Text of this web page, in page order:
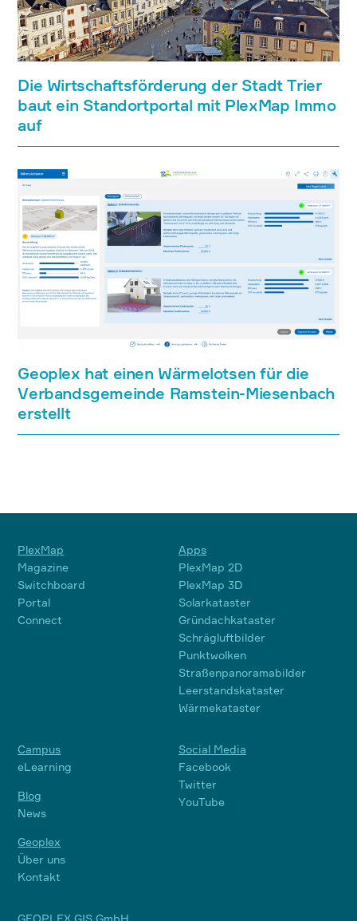
Die Wirtschaftsförderung der Stadt Trier
baut ein Standortportal mit PlexMap Immo
auf
Geoplex hat einen Wärmelotsen für die
Verbandsgemeinde Ramstein-Miesenbach
erstellt
PlexMap
Magazine
Switchboard
Portal
Connect
Apps
PlexMap 2D
PlexMap 3D
Solarkataster
Gründachkataster
Schrägluftbilder
Punktwolken
Straßenpanoramabilder
Leerstandskataster
Wärmekataster
Campus
eLearning
Blog
News
Geoplex
Über uns
Kontakt
Social Media
Facebook
Twitter
YouTube